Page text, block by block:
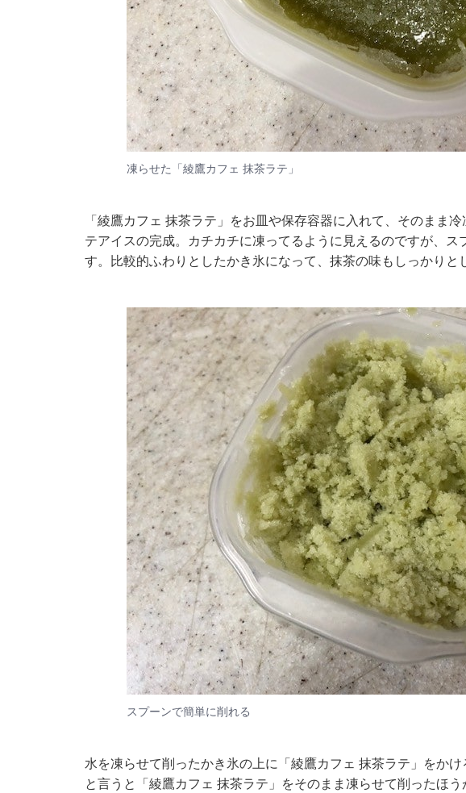
凍らせた「綾鷹カフェ 抹茶ラテ」
「綾鷹カフェ 抹茶ラテ」をお皿や保存容器に入れて、そのまま
テアイスの完成。カチカチに凍ってるように見えるのですが、ス
す。比較的ふわりとしたかき氷になって、抹茶の味もしっかりと
スプーンで簡単に削れる
水を凍らせて削ったかき氷の上に「綾鷹カフェ 抹茶ラテ」をか
と言うと「綾鷹カフェ 抹茶ラテ」をそのまま凍らせて削ったほ